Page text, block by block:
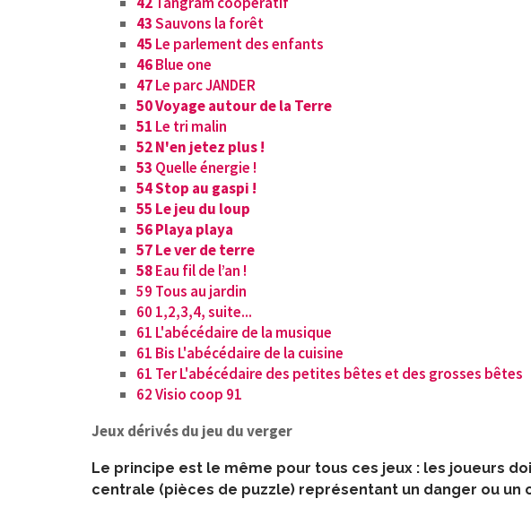
43Sauvons la forêt
45 Le parlement des enfants
46Blue one
47Le parc JANDER
50 Voyage autour de la Terre
51 Le tri malin
52 N'en jetez plus !
53 Quelle énergie !
54 Stop au gaspi !
55 Le jeu du loup
56 Playa playa
57 Le ver de terre
58Eau fil de l’an !
59 Tous au jardin
60 1,2,3,4, suite...
61 L'abécédaire de la musique
61 Bis L'abécédaire de la cuisine
61 Ter L'abécédaire des petites bêtes et des grosses bêtes
62 Visio coop 91
Jeux dérivés du jeu du verger
Le principe est le même pour tous ces jeux : les joueurs
centrale (pièces de puzzle) représentant un danger ou